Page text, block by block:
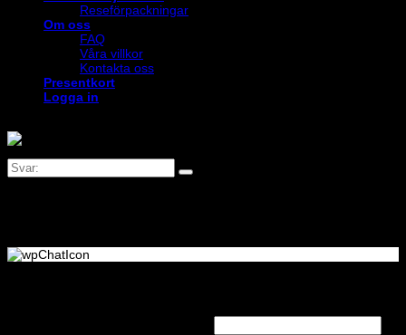
Reseförpackningar
Om oss
FAQ
Våra villkor
Kontakta oss
Presentkort
Logga in